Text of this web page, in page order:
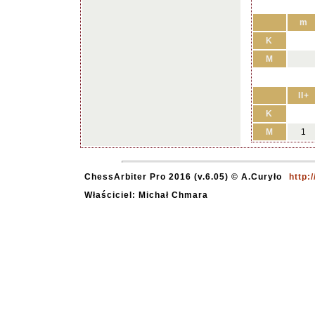
m
K
M
II+
K
M
1
ChessArbiter Pro 2016 (v.6.05) © A.Curyło
Właściciel: Michał Chmara